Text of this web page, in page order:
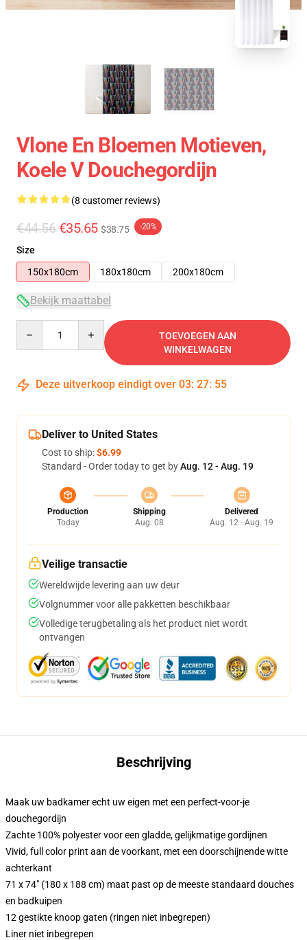
Vlone En Bloemen Motieven,
Koele V Douchegordijn
(8 customer reviews)
€44.56 €35.65 $38.75 -20%
Size
150x180cm
180x180cm 200x180cm
Bekijk maattabel
TOEVOEGEN AAN
WINKELWAGEN
Deze uitverkoop eindigt over 03: 27: 54
Deliver to United States
Cost to ship:$6.99
Standard - Order today to get byAug. 12 - Aug. 19
Production
Today
Shipping
Aug. 08
Delivered
Aug. 12 - Aug. 19
Veilige transactie
Wereldwijde levering aan uw deur
Volgnummer voor alle pakketten beschikbaar
Volledige terugbetaling als het product niet wordt
ontvangen
Beschrijving
Maak uw badkamer echt uw eigen met een perfect-voor-je
douchegordijn
Zachte 100% polyester voor een gladde, gelijkmatige gordijnen
Vivid, full color print aan de voorkant, met een doorschijnende witte
achterkant
71 x 74" (180 x 188 cm) maat past op de meeste standaard douches
en badkuipen
12 gestikte knoop gaten (ringen niet inbegrepen)
Liner niet inbegrepen